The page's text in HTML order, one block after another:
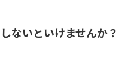
ないといけませんか？